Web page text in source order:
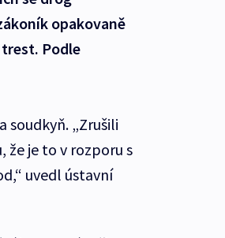
opakovaně
Podle
soudkyň. „Zrušili
že je to v rozporu s
uvedl ústavní